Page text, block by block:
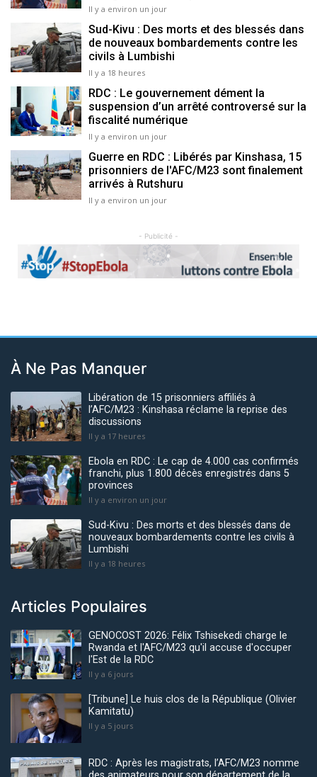
Il y a environ un jour
Sud-Kivu : Des morts et des blessés dans
de nouveaux bombardements contre les
civils à Lumbishi
Il y a 18 heures
RDC : Le gouvernement dément la
suspension d’un arrêté controversé sur la
fiscalité numérique
Il y a environ un jour
Guerre en RDC : Libérés par Kinshasa, 15
prisonniers de l'AFC/M23 sont finalement
arrivés à Rutshuru
Il y a environ un jour
- Publicité -
Previous Next
À Ne Pas Manquer
Libération de 15 prisonniers affiliés à
l’AFC/M23 : Kinshasa réclame la reprise des
discussions
Il y a 17 heures
Ebola en RDC : Le cap de 4.000 cas confirmés
franchi, plus 1.800 décès enregistrés dans 5
provinces
Il y a environ un jour
Sud-Kivu : Des morts et des blessés dans de
nouveaux bombardements contre les civils à
Lumbishi
Il y a 18 heures
Articles Populaires
GENOCOST 2026: Félix Tshisekedi charge le
Rwanda et l'AFC/M23 qu'il accuse d'occuper
l'Est de la RDC
Il y a 6 jours
[Tribune] Le huis clos de la République (Olivier
Kamitatu)
Il y a 5 jours
RDC : Après les magistrats, l’AFC/M23 nomme